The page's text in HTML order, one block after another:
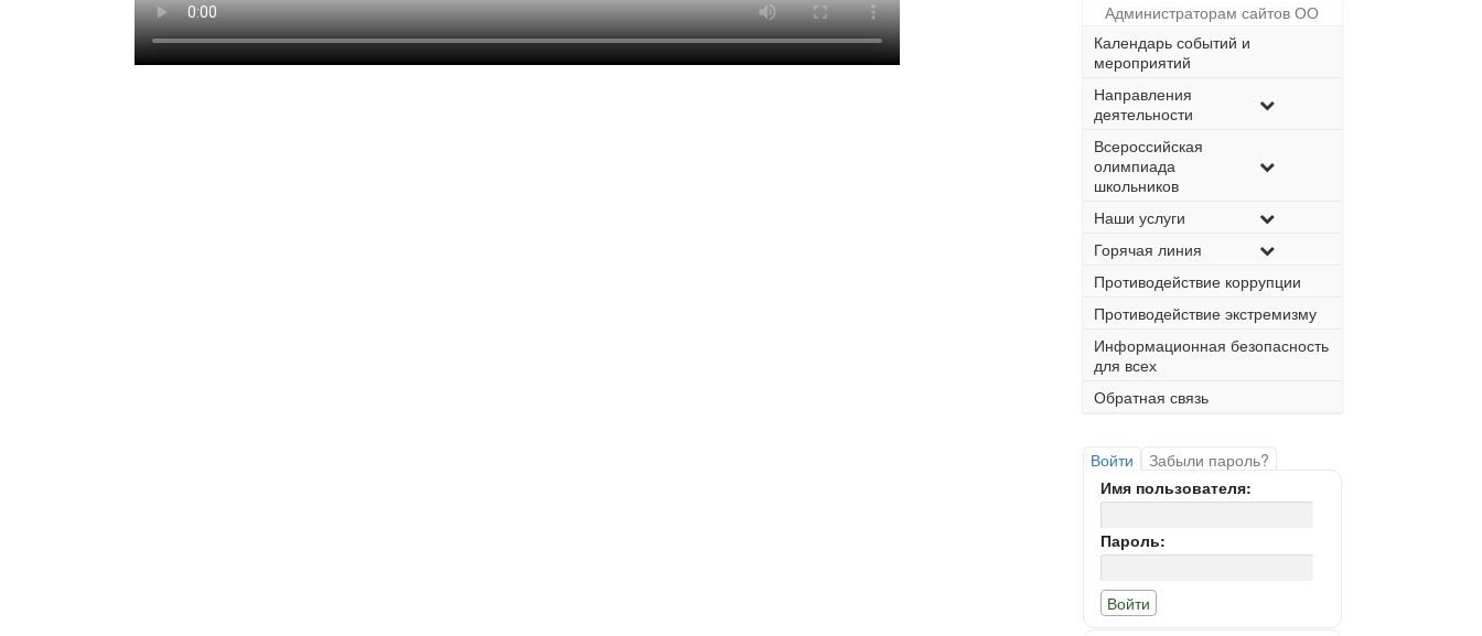
Администраторам сайтов ОО
Календарь событий и
мероприятий
Направления
деятельности
Всероссийская
олимпиада
школьников
Наши услуги
Горячая линия
Противодействие коррупции
Противодействие экстремизму
Информационная безопасность
для всех
Обратная связь
Войти
Забыли пароль?
Имя пользователя:
Пароль: